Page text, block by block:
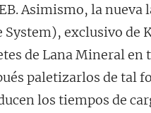
Asimismo, la
System), exclusivo
de Lana Mineral
paletizarlos de tal
los tiempos de